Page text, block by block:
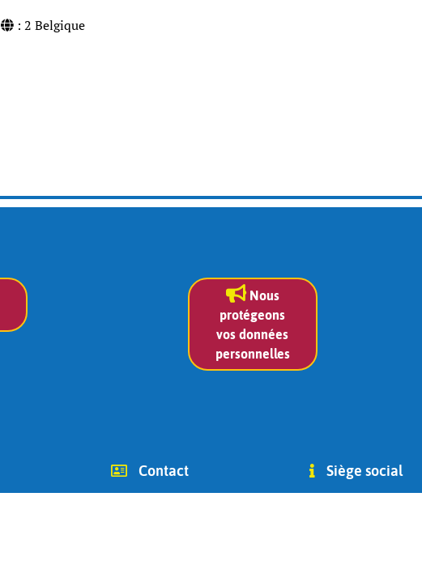
: 2 Belgique
Nous
protégeons
vos données
personnelles
Contact Siège social